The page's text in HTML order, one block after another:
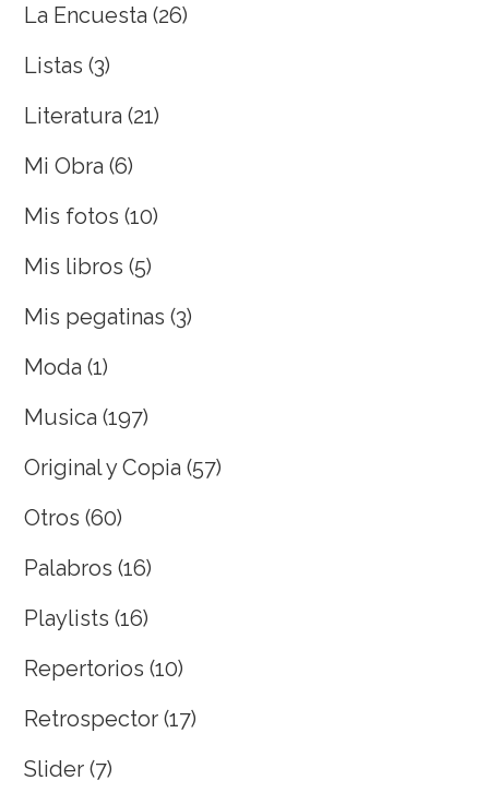
La Encuesta (26)
Listas (3)
Literatura (21)
Mi Obra (6)
Mis fotos (10)
Mis libros (5)
Mis pegatinas (3)
Moda (1)
Musica (197)
Original y Copia (57)
Otros (60)
Palabros (16)
Playlists (16)
Repertorios (10)
Retrospector (17)
Slider (7)